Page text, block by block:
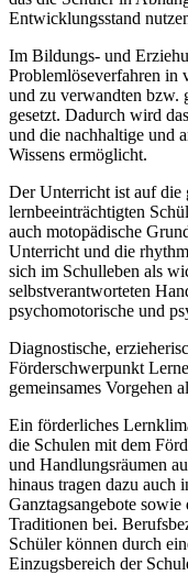
Entwicklungsstand
Im Bildungs- und
Problemlöseverfahren in
und zu verwandten bzw.
gesetzt. Dadurch wird
und die nachhaltige und
Wissens ermöglicht.
Der Unterricht ist auf
lernbeeinträchtigten
auch motopädische
Unterricht und die
sich im Schulleben als
selbstverantworteten
psychomotorische und
Diagnostische,
Förderschwerpunkt
gemeinsames Vorgehen
Ein förderliches
die Schulen mit dem
und Handlungsräumen
hinaus tragen dazu auch
Ganztagsangebote
Traditionen bei.
Schüler können durch
Einzugsbereich der